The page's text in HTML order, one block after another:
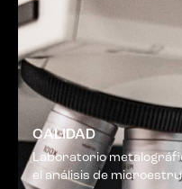
CALIDAD
Laboratorio
el análisis de